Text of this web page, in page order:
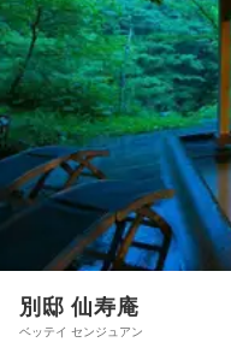
別邸 仙寿庵
ベッテイ センジュアン